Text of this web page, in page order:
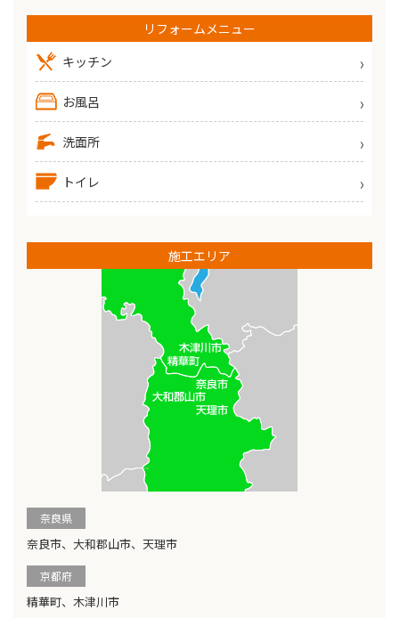
リフォームメニュー
キッチン
お風呂
洗面所
トイレ
施工エリア
奈良県
奈良市、大和郡山市、天理市
京都府
精華町、木津川市